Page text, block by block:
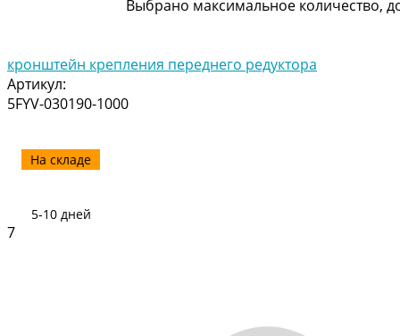
Выбрано максимальное количество,
кронштейн крепления переднего редуктора
Артикул:
5FYV-030190-1000
На складе
5-10 дней
7